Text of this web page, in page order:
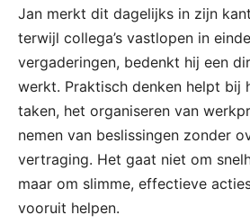
Jan merkt dit dagelijks in zijn
terwijl collega’s vastlopen in
vergaderingen, bedenkt hij een
werkt. Praktisch denken helpt bij
taken, het organiseren van
nemen van beslissingen zonder
vertraging. Het gaat niet om
maar om slimme, effectieve
vooruit helpen.